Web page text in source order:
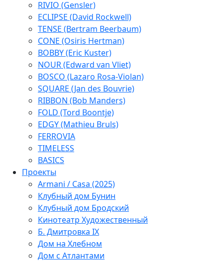
RIVIO (Gensler)
ECLIPSE (David Rockwell)
TENSE (Bertram Beerbaum)
CONE (Osiris Hertman)
BOBBY (Eric Kuster)
NOUR (Edward van Vliet)
BOSCO (Lazaro Rosa-Violan)
SQUARE (Jan des Bouvrie)
RIBBON (Bob Manders)
FOLD (Tord Boontje)
EDGY (Mathieu Bruls)
FERROVIA
TIMELESS
BASICS
Проекты
Armani / Casa (2025)
Клубный дом Бунин
Клубный дом Бродский
Кинотеатр Художественный
Б. Дмитровка IX
Дом на Хлебном
Дом с Атлантами